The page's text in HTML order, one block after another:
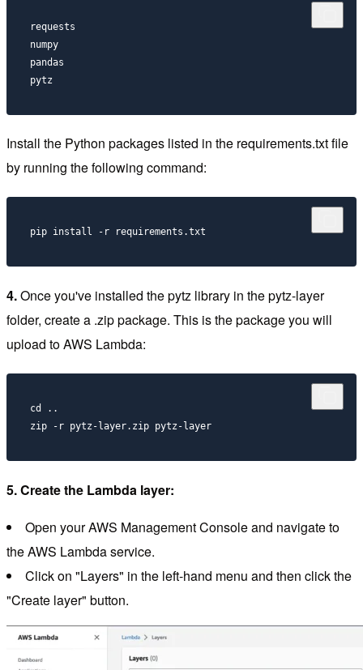
requests
numpy
pandas
pytz
Install the Python packages listed in the requirements.txt file
by running the following command:
4.Once you've installed the pytz library in the pytz-layer
folder, create a .zip package. This is the package you will
upload to AWS Lambda:
cd ..
zip -r pytz-layer.zip pytz-layer
5. Create the Lambda layer:
Open your AWS Management Console and navigate to
the AWS Lambda service.
Click on "Layers" in the left-hand menu and then click the
"Create layer" button.